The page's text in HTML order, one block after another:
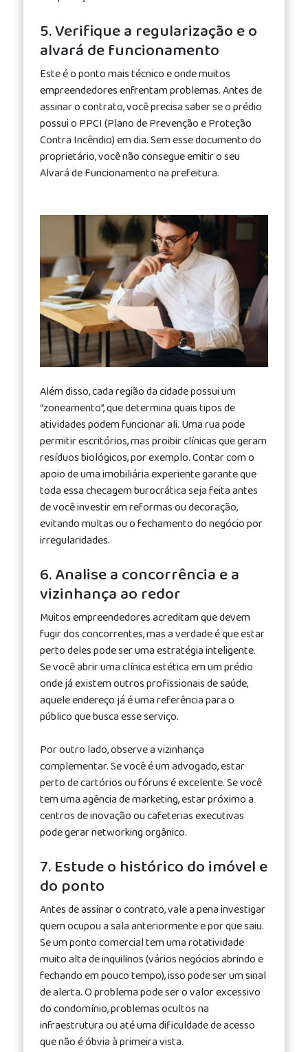
5. Verifique a regularização e o
alvará de funcionamento
Este é o ponto mais técnico e onde muitos
empreendedores enfrentam problemas. Antes de
assinar o contrato, você precisa saber se o prédio
possui o PPCI (Plano de Prevenção e Proteção
Contra Incêndio) em dia. Sem esse documento do
proprietário, você não consegue emitir o seu
Alvará de Funcionamento na prefeitura.
Além disso, cada região da cidade possui um
“zoneamento”, que determina quais tipos de
atividades podem funcionar ali. Uma rua pode
permitir escritórios, mas proibir clínicas que geram
resíduos biológicos, por exemplo. Contar com o
apoio de uma imobiliária experiente garante que
toda essa checagem burocrática seja feita antes
de você investir em reformas ou decoração,
evitando multas ou o fechamento do negócio por
irregularidades.
6. Analise a concorrência e a
vizinhança ao redor
Muitos empreendedores acreditam que devem
fugir dos concorrentes, mas a verdade é que estar
perto deles pode ser uma estratégia inteligente.
Se você abrir uma clínica estética em um prédio
onde já existem outros profissionais de saúde,
aquele endereço já é uma referência para o
público que busca esse serviço.
Por outro lado, observe a vizinhança
complementar. Se você é um advogado, estar
perto de cartórios ou fóruns é excelente. Se você
tem uma agência de marketing, estar próximo a
centros de inovação ou cafeterias executivas
pode gerar networking orgânico.
7. Estude o histórico do imóvel e
do ponto
Antes de assinar o contrato, vale a pena investigar
quem ocupou a sala anteriormente e por que saiu.
Se um ponto comercial tem uma rotatividade
muito alta de inquilinos (vários negócios abrindo e
fechando em pouco tempo), isso pode ser um sinal
de alerta. O problema pode ser o valor excessivo
do condomínio, problemas ocultos na
infraestrutura ou até uma dificuldade de acesso
que não é óbvia à primeira vista.